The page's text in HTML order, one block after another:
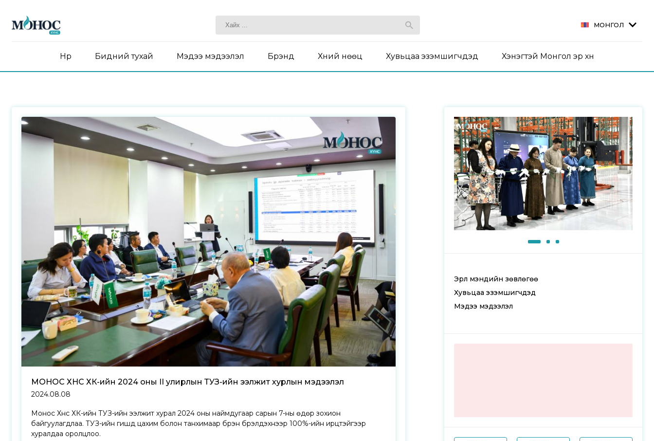
МОНГОЛ
Нүүр Бидний тухай Мэдээ мэдээлэл Брэнд Хүний нөөц Хувьцаа эзэмшигчдэд Хэнэгтэй Монгол эр хүн
МОНОС ХҮНС ХК-ийн 2024 оны II улирлын ТУЗ-ийн ээлжит хурлын мэдээлэл
2024.08.08
Монос Хүнс ХК-ийн ТУЗ-ийн ээлжит хурал 2024 оны наймдугаар сарын 7-ны өдөр зохион
байгуулагдлаа. ТУЗ-ийн гишүүд цахим болон танхимаар бүрэн бүрэлдэхүүнээр 100%-ийн ирцтэйгээр
хуралдаа оролцлоо.
Эрүүл мэндийн зөвлөгөө
Хувьцаа эзэмшигчдэд
Мэдээ мэдээлэл